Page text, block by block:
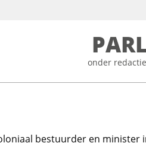
onder
bestuurder en minister